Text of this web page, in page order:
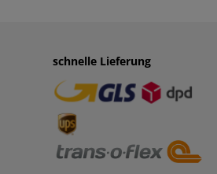
einfaches Zahlen
· Rechnung
· Vorkasse
schnelle Lieferung